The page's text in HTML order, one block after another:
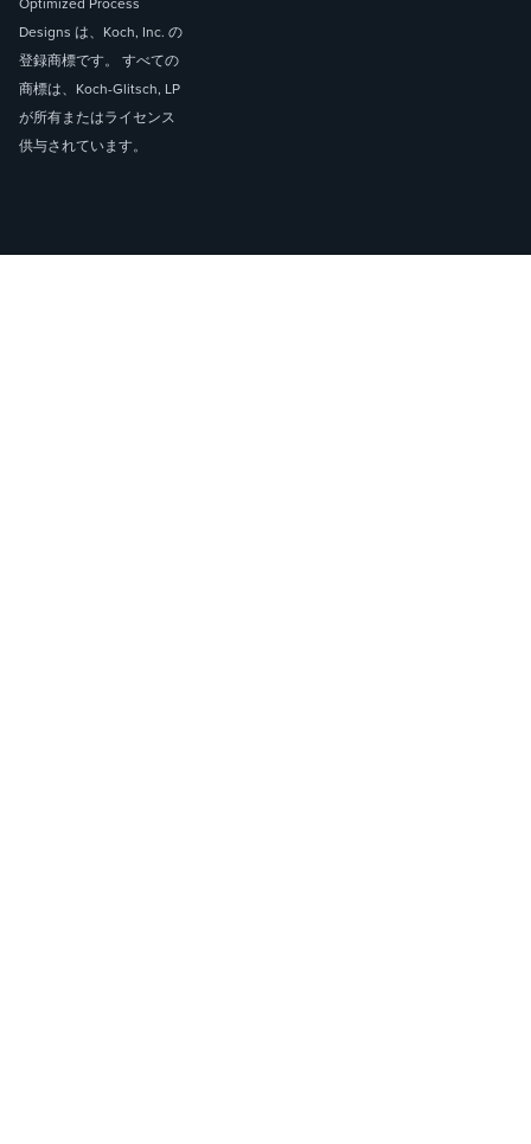
Designs は、Koch, Inc. の
登録商標です。 すべての
商標は、Koch-Glitsch, LP
が所有またはライセンス
供与されています。